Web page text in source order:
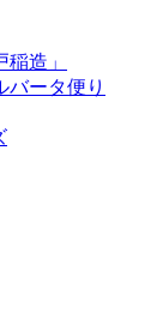
造」
ータ便り